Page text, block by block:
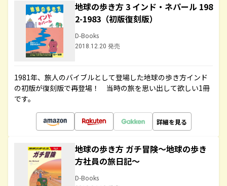
地球の歩き方 3 インド・ネパール 198
2-1983（初版復刻版）
D-Books
2018.12.20 発売
1981年、旅人のバイブルとして登場した地球の歩き方インド
の初版が復刻版で再登場！ 当時の旅を思い出して欲しい1冊
です。
詳細を見る
地球の歩き方 ガチ冒険～地球の歩き
方社員の旅日記～
D-Books